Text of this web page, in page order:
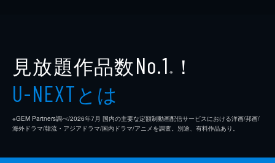
見放題作品数No.1 ※ ！
U-NEXTとは
※GEM Partners調べ/2026年7⽉ 国内の主要な定額制動画配信サービスにおける洋画/邦画/
海外ドラマ/韓流・アジアドラマ/国内ドラマ/アニメを調査。別途、有料作品あり。